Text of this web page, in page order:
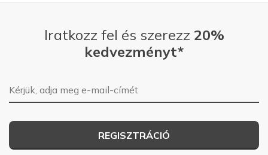
Iratkozz fel és szerezz 20%
kedvezményt*
E-mail-cím
REGISZTRÁCIÓ